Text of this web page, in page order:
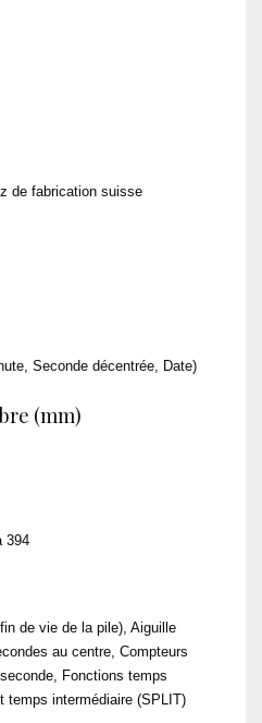
de fabrication suisse
Seconde décentrée, Date)
(mm)
394
de vie de la pile), Aiguille
au centre, Compteurs
Fonctions temps
temps intermédiaire (SPLIT)